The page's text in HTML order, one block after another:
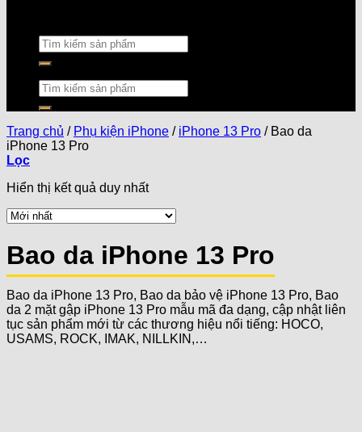
Trang chủ / Phụ kiện iPhone / iPhone 13 Pro /Bao da
iPhone 13 Pro
Lọc
Hiển thị kết quả duy nhất
Bao da iPhone 13 Pro
Bao da iPhone 13 Pro, Bao da bảo vệ iPhone 13 Pro, Bao
da 2 mặt gập iPhone 13 Pro mẫu mã đa dạng, cập nhật liên
tục sản phẩm mới từ các thương hiệu nổi tiếng: HOCO,
USAMS, ROCK, IMAK, NILLKIN,…